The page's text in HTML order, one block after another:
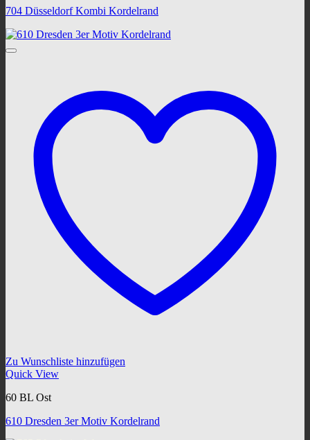
704 Düsseldorf Kombi Kordelrand
Zu Wunschliste hinzufügen
Quick View
60 BL Ost
610 Dresden 3er Motiv Kordelrand